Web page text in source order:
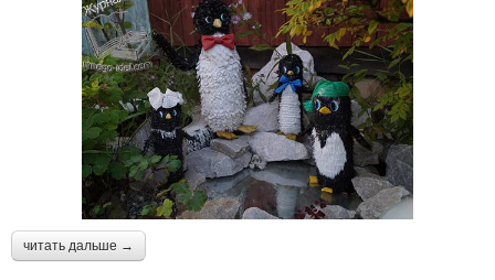
читать дальше →